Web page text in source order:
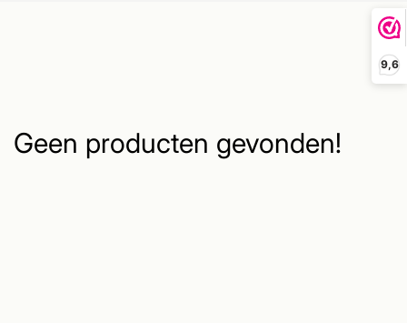
9,6
Geen producten gevonden!